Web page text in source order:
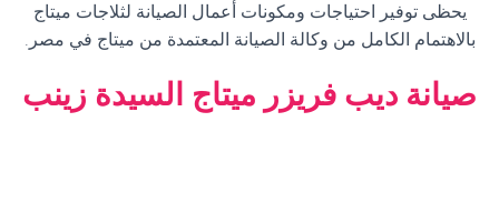
يحظى توفير احتياجات ومكونات أعمال الصيانة لثلاجات ميتاج
بالاهتمام الكامل من وكالة الصيانة المعتمدة من ميتاج في مصر .
صيانة ديب فريزر ميتاج السيدة زينب